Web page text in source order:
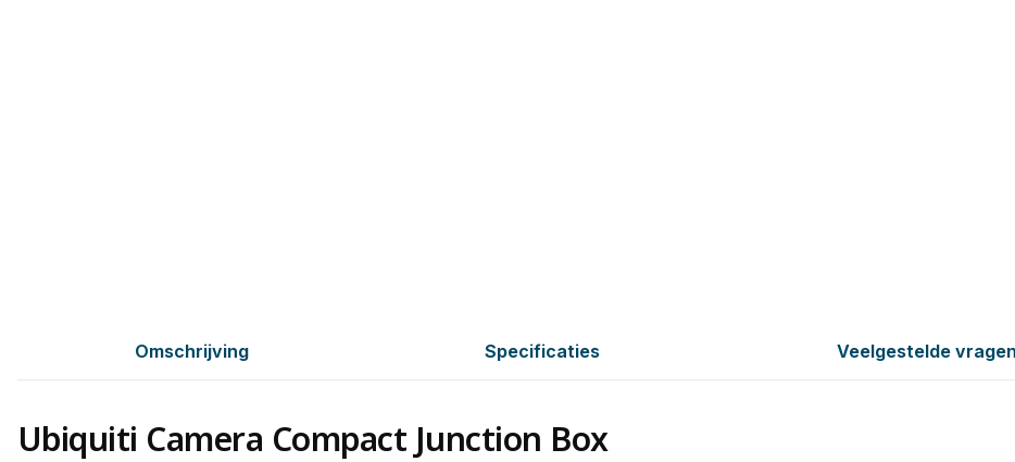
Omschrijving Specificaties Veelgestelde vragen
Ubiquiti Camera Compact Junction Box